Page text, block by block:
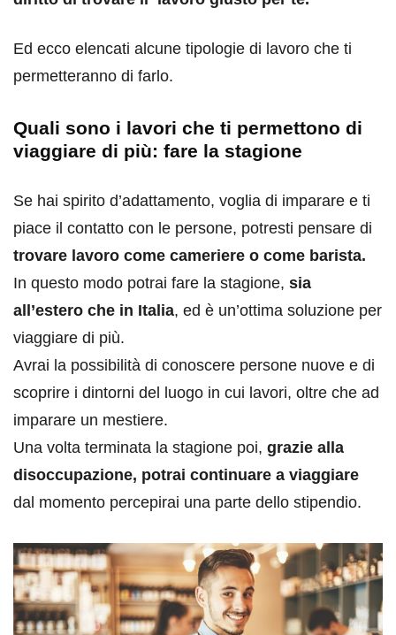
Ed ecco elencati alcune tipologie di lavoro che ti
permetteranno di farlo.
Quali sono i lavori che ti permettono di
viaggiare di più: fare la stagione
Se hai spirito d’adattamento, voglia di imparare e ti
piace il contatto con le persone, potresti pensare di
trovare lavoro come cameriere o come barista.
In questo modo potrai fare la stagione, sia
all’estero che in Italia, ed è un’ottima soluzione per
viaggiare di più.
Avrai la possibilità di conoscere persone nuove e di
scoprire i dintorni del luogo in cui lavori, oltre che ad
imparare un mestiere.
Una volta terminata la stagione poi, grazie alla
disoccupazione, potrai continuare a viaggiare
dal momento percepirai una parte dello stipendio.